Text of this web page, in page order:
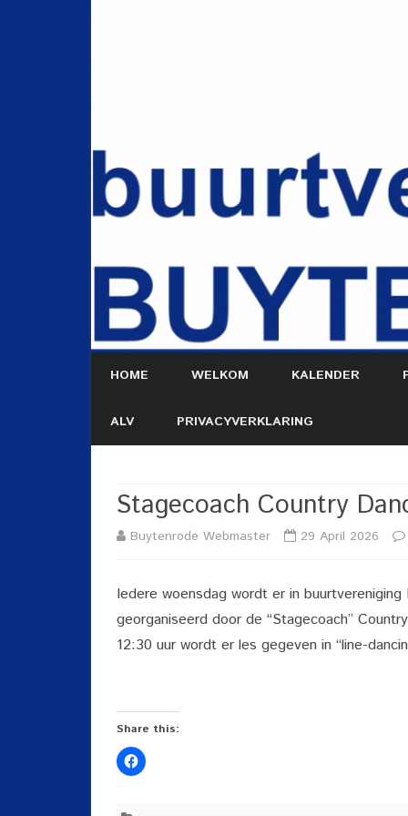
HOME WELKOM KALENDER
ALV PRIVACYVERKLARING
Stagecoach Country
Buytenrode Webmaster 29 April 2026
Iedere woensdag wordt er in
georganiseerd door de “Stagecoach”
12:30 uur wordt er les gegeven in “line-
Share this: